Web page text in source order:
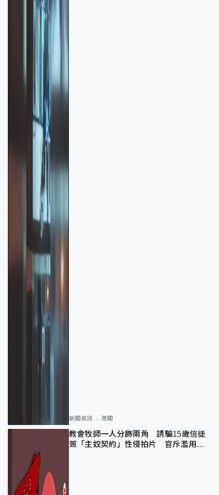
新聞資訊 港聞
教會牧師一人分飾兩角 誘騙15歲信徒
簽「主奴契約」性侵拍片 官斥濫用教